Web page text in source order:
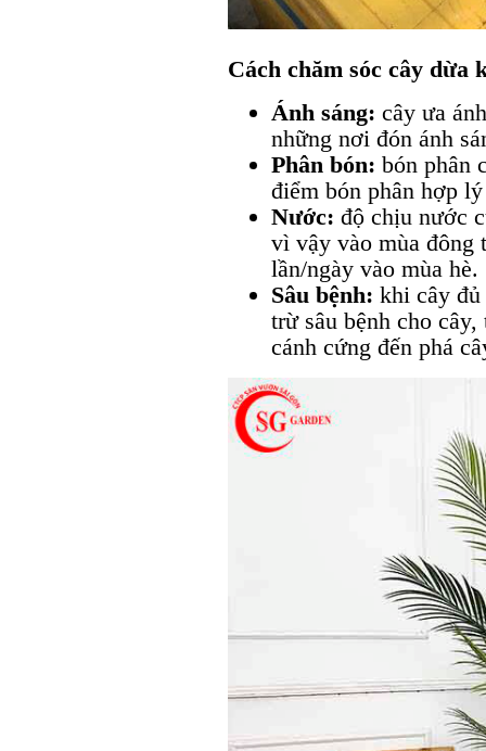
Cách chăm sóc cây dừa
Ánh sáng: cây ưa
những nơi đón ánh
Phân bón: bón phân
điểm bón phân hợp
Nước: độ chịu nước
vì vậy vào mùa đông
lần/ngày vào mùa hè.
Sâu bệnh: khi cây đủ
trừ sâu bệnh cho
cánh cứng đến phá